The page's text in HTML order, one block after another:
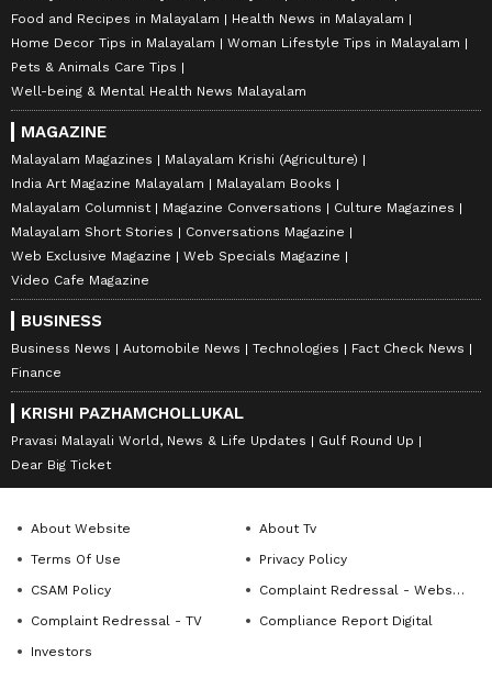
Food and Recipes in Malayalam
Health News in Malayalam
Home Decor Tips in Malayalam
Woman Lifestyle Tips in Malayalam
Pets & Animals Care Tips
Well-being & Mental Health News Malayalam
MAGAZINE
Malayalam Magazines
Malayalam Krishi (Agriculture)
India Art Magazine Malayalam
Malayalam Books
Malayalam Columnist
Magazine Conversations
Culture Magazines
Malayalam Short Stories
Conversations Magazine
Web Exclusive Magazine
Web Specials Magazine
Video Cafe Magazine
BUSINESS
Business News Automobile News Technologies
Fact Check News
Finance
KRISHI PAZHAMCHOLLUKAL
Pravasi Malayali World, News & Life Updates
Gulf Round Up
Dear Big Ticket
About Website
About Tv
Terms Of Use
Privacy Policy
CSAM Policy
Complaint Redressal - Website
Complaint Redressal - TV
Compliance Report Digital
Investors